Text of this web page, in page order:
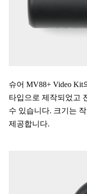
슈어 MV88+ Video Kit
타입으로 제작되었고
수 있습니다. 크기는
제공합니다.